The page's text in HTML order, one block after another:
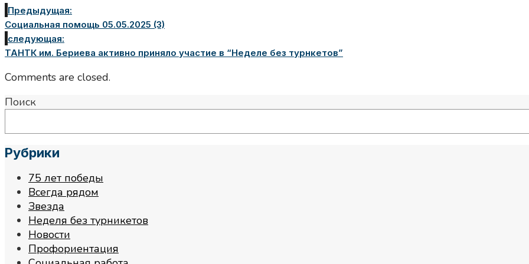
Предыдущая:
Социальная помощь 05.05.2025 (3)
следующая:
ТАНТК им. Бериева активно приняло участие в “Неделе без турнкетов”
Comments are closed.
Поиск
Рубрики
75 лет победы
Всегда рядом
Звезда
Неделя без турникетов
Новости
Профориентация